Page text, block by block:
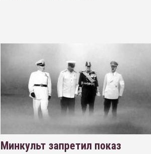
Минкульт запретил показ